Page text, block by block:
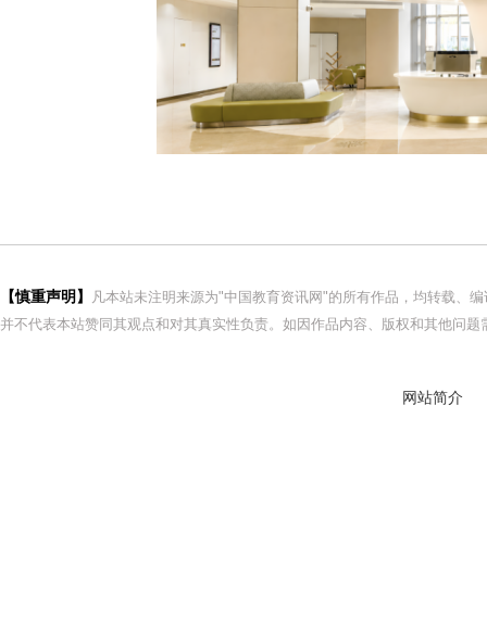
【慎重声明】
凡本站未注明来源为"中国教育资讯网"的所有作品，均转载、
并不代表本站赞同其观点和对其真实性负责。如因作品内容、版权和其他问
网站简介